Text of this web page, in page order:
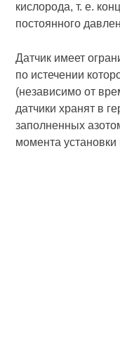
кислорода, т. е.
постоянного
Датчик имеет
по истечении
(независимо от
датчики хранят в
заполненных
момента